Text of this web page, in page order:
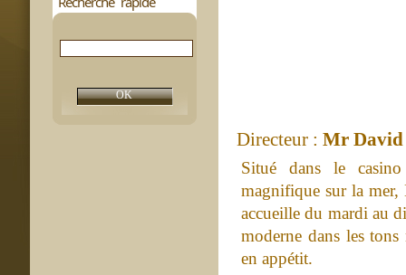
Directeur : Mr
Situé dans le
magnifique sur la
accueille du mardi au
moderne dans les
en appétit.